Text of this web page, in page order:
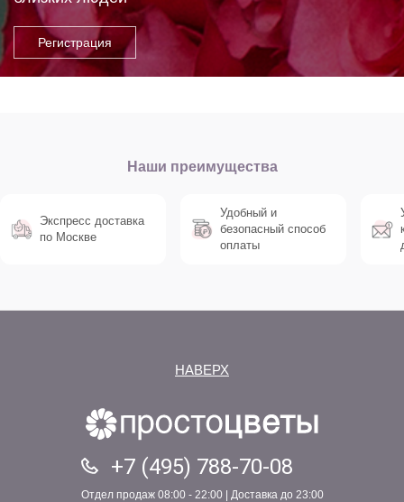
Наши преимущества
Экспресс доставка
по Москве
Удобный и
безопасный способ
оплаты
НАВЕРХ
+7 (495) 788-70-08
Отдел продаж 08:00 - 22:00 | Доставка до 23:00